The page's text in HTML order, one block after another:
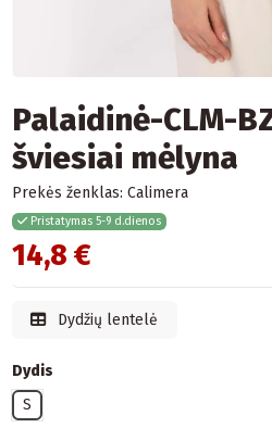
Palaidinė-CLM-
šviesiai mėlyna
Prekės ženklas: Calimera
Pristatymas 5-9 d.dienos
14,8 €
Dydžių lentelė
Dydis
S